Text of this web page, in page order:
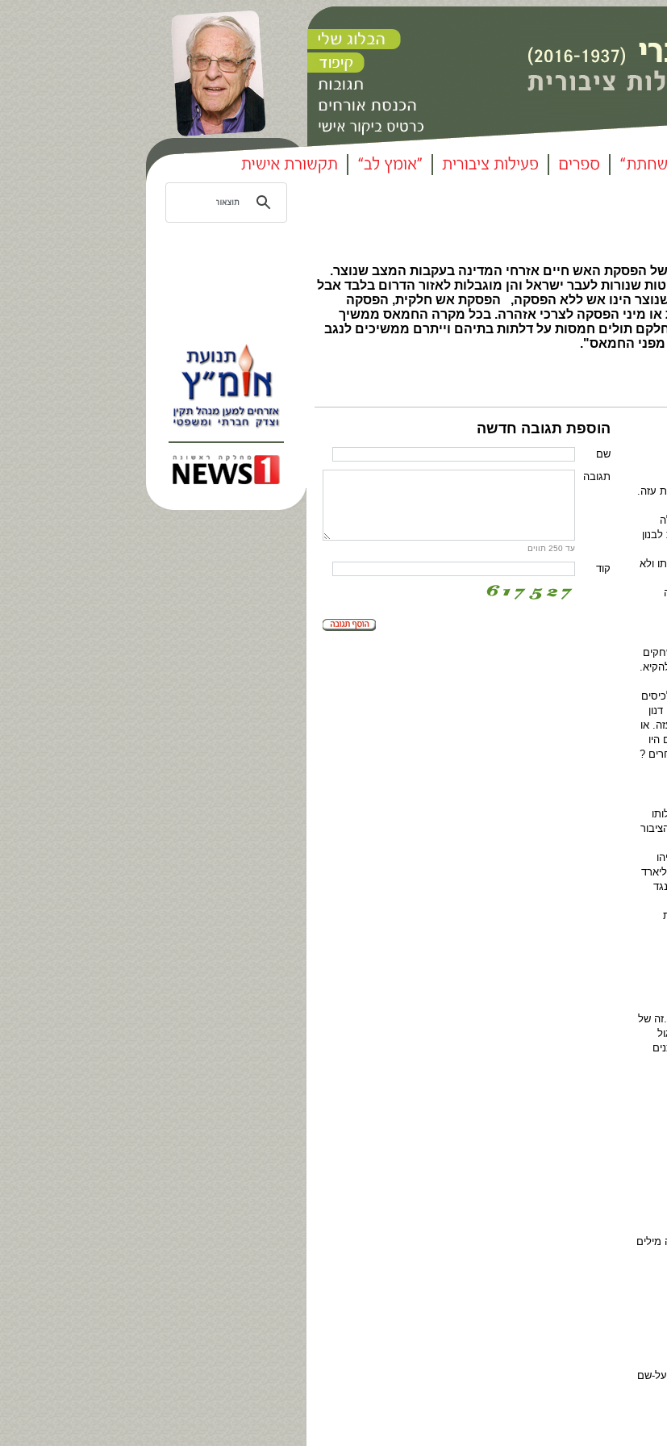
72 השעות של הפסקת האש חיים אזרחי המדינה בעקבות המצב שנוצר.
שנורות לעבר ישראל והן מוגבלות לאזור הדרום בלבד אבל
הינו אש ללא הפסקה, הפסקת אש חלקית, הפסקה
או מיני הפסקה לצרכי אזהרה. בכל מקרה החמאס ממשיך
תולים חמסות על דלתות בתיהם וייתרם ממשיכים לנגב
מפני החמאס".
הוספת תגובה חדשה
שם
עד 250 תווים
תגובה
קוד
עזה.
ולא
או
היו
?
אירן . הוציא 11 מיליארד
של
שם